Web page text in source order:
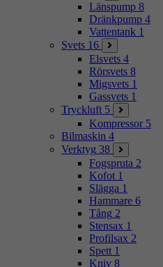
Länspump 8
Dränkpump 4
Vattentank 1
Svets 16
Elsvets 4
Rörsvets 8
Migsvets 1
Gassvets 1
Tryckluft 5
Kompressor 5
Bilmaskin 4
Verktyg 38
Fogspruta 2
Kofot 1
Slägga 1
Hammare 6
Tång 2
Stensax 1
Profilsax 2
Spett 1
Kniv 8